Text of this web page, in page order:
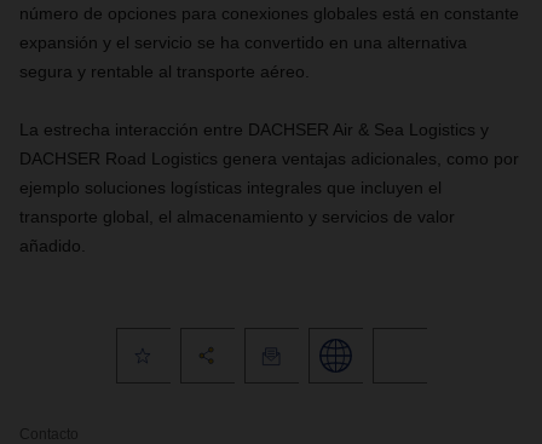
número de opciones para conexiones globales está en constante
expansión y el servicio se ha convertido en una alternativa
segura y rentable al transporte aéreo.
La estrecha interacción entre DACHSER Air & Sea Logistics y
DACHSER Road Logistics genera ventajas adicionales, como por
ejemplo soluciones logísticas integrales que incluyen el
transporte global, el almacenamiento y servicios de valor
añadido.
Contacto